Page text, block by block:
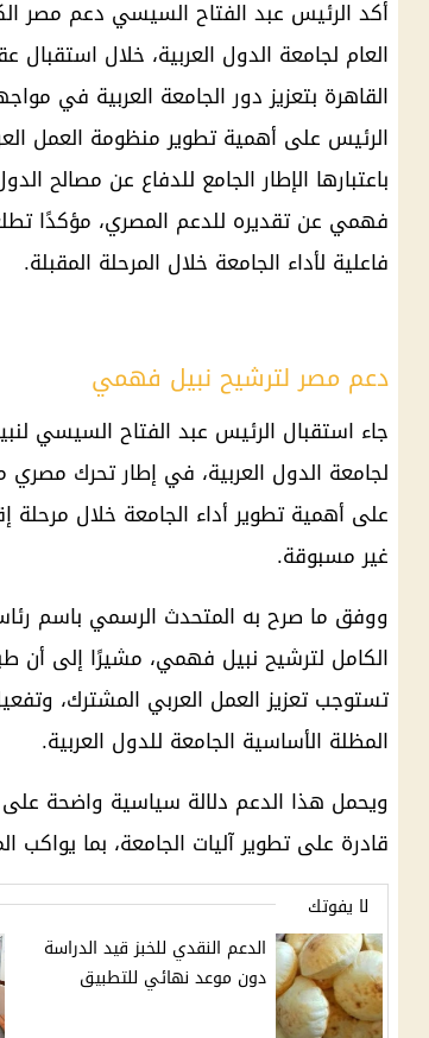
أكد الرئيس عبد الفتاح السيسي دعم مصر
العام لجامعة الدول العربية، خلال
القاهرة بتعزيز دور الجامعة العربية في
الرئيس على أهمية تطوير منظومة العمل
باعتبارها الإطار الجامع للدفاع عن مصالح
فهمي عن تقديره للدعم المصري، مؤكدًا
فاعلية لأداء الجامعة خلال المرحلة المقبلة.
دعم مصر لترشيح نبيل فهمي
جاء استقبال الرئيس عبد الفتاح السيسي
لجامعة الدول العربية، في إطار تحرك
على أهمية تطوير أداء الجامعة خلال
غير مسبوقة.
ووفق ما صرح به المتحدث الرسمي باسم
الكامل لترشيح نبيل فهمي، مشيرًا إلى أن
تستوجب تعزيز العمل العربي المشترك،
المظلة الأساسية الجامعة للدول العربية.
ويحمل هذا الدعم دلالة سياسية واضحة على
قادرة على تطوير آليات الجامعة، بما يواكب
لا يفوتك
الدعم النقدي للخبز قيد الدراسة
دون موعد نهائي للتطبيق